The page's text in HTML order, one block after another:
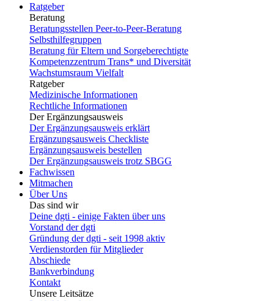
Ratgeber
Beratung
Beratungsstellen Peer-to-Peer-Beratung
Selbsthilfegruppen
Beratung für Eltern und Sorgeberechtigte
Kompetenzzentrum Trans* und Diversität
Wachstumsraum Vielfalt
Ratgeber
Medizinische Informationen
Rechtliche Informationen
Der Ergänzungsausweis
Der Ergänzungsausweis erklärt
Ergänzungsausweis Checkliste
Ergänzungsausweis bestellen
Der Ergänzungsausweis trotz SBGG
Fachwissen
Mitmachen
Über Uns
Das sind wir
Deine dgti - einige Fakten über uns
Vorstand der dgti
Gründung der dgti - seit 1998 aktiv
Verdienstorden für Mitglieder
Abschiede
Bankverbindung
Kontakt
Unsere Leitsätze